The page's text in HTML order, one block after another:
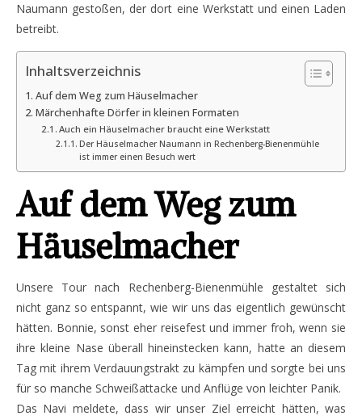
Naumann gestoßen, der dort eine Werkstatt und einen Laden
betreibt.
Inhaltsverzeichnis
Auf dem Weg zum Häuselmacher
Märchenhafte Dörfer in kleinen Formaten
Auch ein Häuselmacher braucht eine Werkstatt
Der Häuselmacher Naumann in Rechenberg-Bienenmühle
ist immer einen Besuch wert
Auf dem Weg zum
Häuselmacher
Unsere Tour nach Rechenberg-Bienenmühle gestaltet sich
nicht ganz so entspannt, wie wir uns das eigentlich gewünscht
hätten. Bonnie, sonst eher reisefest und immer froh, wenn sie
ihre kleine Nase überall hineinstecken kann, hatte an diesem
Tag mit ihrem Verdauungstrakt zu kämpfen und sorgte bei uns
für so manche Schweißattacke und Anflüge von leichter Panik.
Das Navi meldete, dass wir unser Ziel erreicht hätten, was